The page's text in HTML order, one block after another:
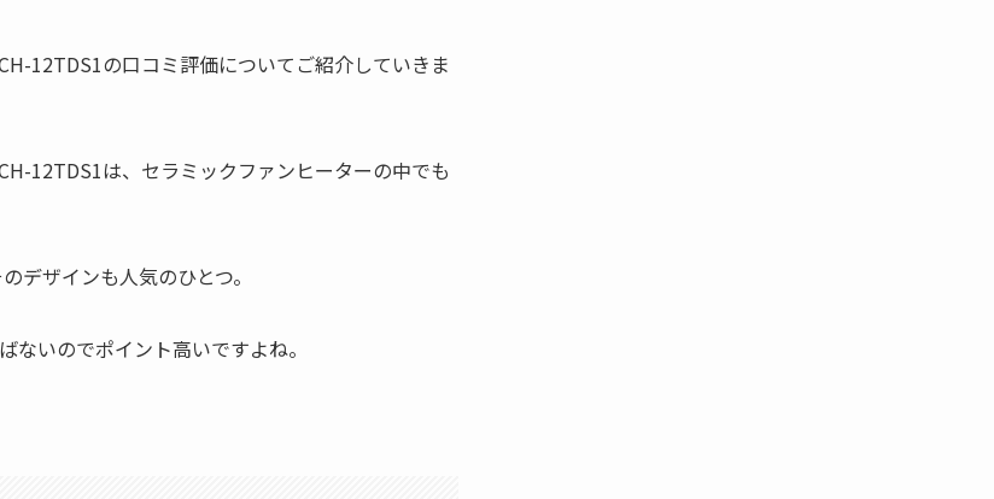
12TDS1の口コミ評価についてご紹介していきま
12TDS1は、セラミックファンヒーターの中でも
ザインも人気のひとつ。
いのでポイント高いですよね。